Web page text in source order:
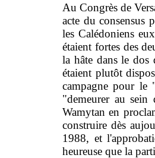
Au Congrès de
acte du consensus
les Calédoniens
étaient fortes des
la hâte dans le dos
étaient plutôt
campagne pour le
"demeurer au sein
Wamytan en
construire dès
1988, et
heureuse que la